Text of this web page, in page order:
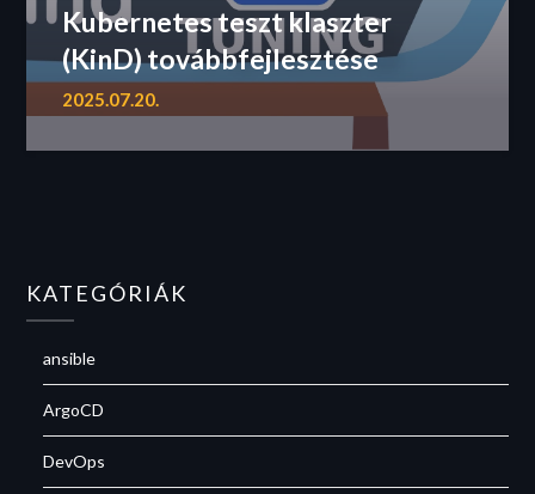
Kubernetes teszt klaszter
(KinD) továbbfejlesztése
2025.07.20.
KATEGÓRIÁK
ansible
ArgoCD
DevOps